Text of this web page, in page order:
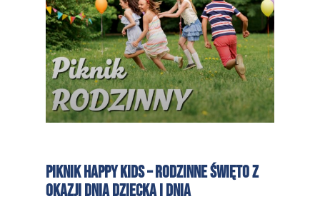
Piknik Happy Kids – rodzinne święto z
okazji Dnia Dziecka i Dnia